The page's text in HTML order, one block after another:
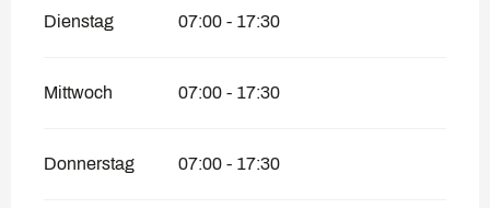
Dienstag 07:00 - 17:30
Mittwoch 07:00 - 17:30
Donnerstag 07:00 - 17:30